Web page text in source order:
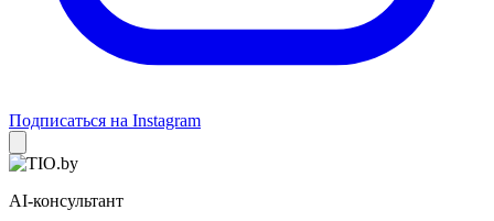
Подписаться на Instagram
AI-консультант